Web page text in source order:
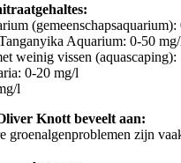
Aquarium: 0-50
weinig vissen
0-20 mg/l
l
Knott beveelt aan:
groenalgenproblemen zijn